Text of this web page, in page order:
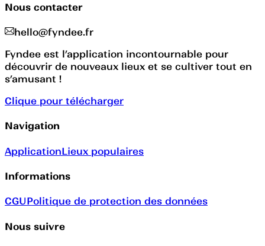
Nous contacter
hello@fyndee.fr
Fyndee est l’application incontournable pour
découvrir de nouveaux lieux et se cultiver tout en
s’amusant !
Clique pour télécharger
Navigation
ApplicationLieux populaires
Informations
CGUPolitique de protection des données
Nous suivre